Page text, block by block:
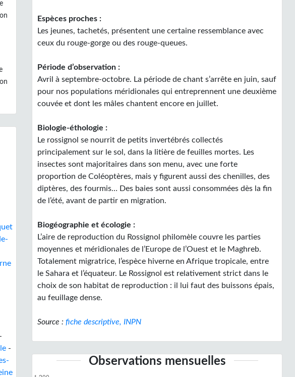
-
-
Espèces proches :
Les jeunes, tachetés, présentent une certaine ressemblance avec
ceux du rouge-gorge ou des rouge-queues.
Période d’observation :
Avril à septembre-octobre. La période de chant s’arrête en juin, sauf
pour nos populations méridionales qui entreprennent une deuxième
couvée et dont les mâles chantent encore en juillet.
Biologie-éthologie :
Le rossignol se nourrit de petits invertébrés collectés
principalement sur le sol, dans la litière de feuilles mortes. Les
insectes sont majoritaires dans son menu, avec une forte
proportion de Coléoptères, mais y figurent aussi des chenilles, des
diptères, des fourmis… Des baies sont aussi consommées dès la fin
de l’été, avant de partir en migration.
Biogéographie et écologie :
L’aire de reproduction du Rossignol philomèle couvre les parties
moyennes et méridionales de l’Europe de l’Ouest et le Maghreb.
Totalement migratrice, l’espèce hiverne en Afrique tropicale, entre
le Sahara et l’équateur. Le Rossignol est relativement strict dans le
choix de son habitat de reproduction : il lui faut des buissons épais,
au feuillage dense.
Source :fiche descriptive, INPN
Observations mensuelles